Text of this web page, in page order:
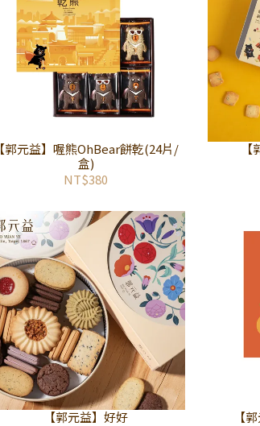
【郭元益】喔熊OhBear餅乾(24片/
盒)
NT$380
【郭元益】好好
【